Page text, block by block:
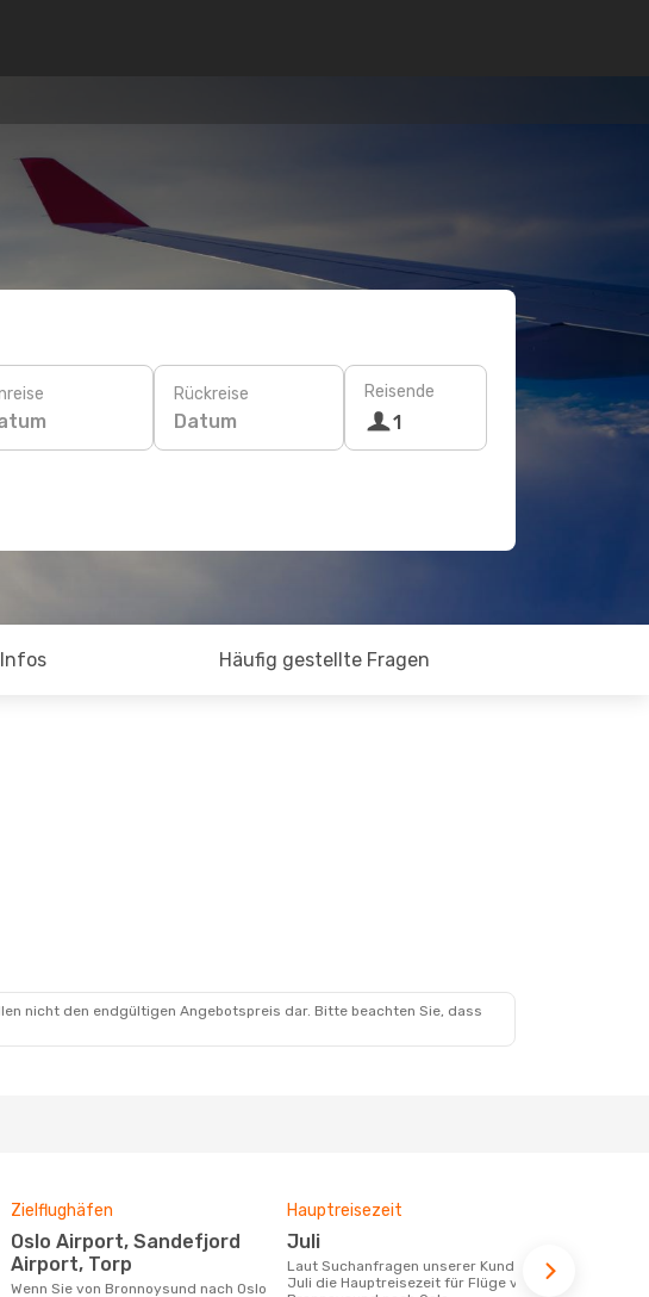
Rückreise
Datum
Reisende
1
Häufig gestellte Fragen
nicht den endgültigen Angebotspreis dar. Bitte beachten Sie, dass
Zielflughäfen
Oslo Airport, Sandefjord
Airport, Torp
Wenn Sie von Bronnoysund nach Oslo
Hauptreisezeit
Juli
Laut Suchanfragen unserer Kunden ist
Juli die Hauptreisezeit für Flüge von